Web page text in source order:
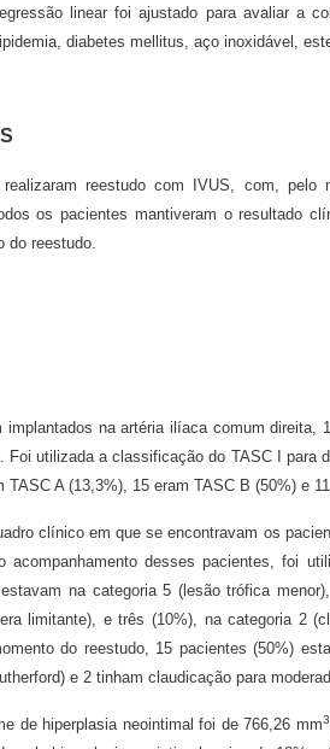
linear foi ajustado para avaliar a
diabetes mellitus, aço inoxidável,
reestudo com IVUS, com, pelo
os pacientes mantiveram o resultado
do reestudo.
implantados na artéria ilíaca comum
Foi utilizada a classificação do TASC I para
TASC A (13,3%), 15 eram TASC B (50%) e
clínico em que se encontravam os
acompanhamento desses pacientes, foi
na categoria 5 (lesão trófica
limitante), e três (10%), na categoria 2
do reestudo, 15 pacientes (50%)
e 2 tinham claudicação para
de hiperplasia neointimal foi de 766,26 mm3